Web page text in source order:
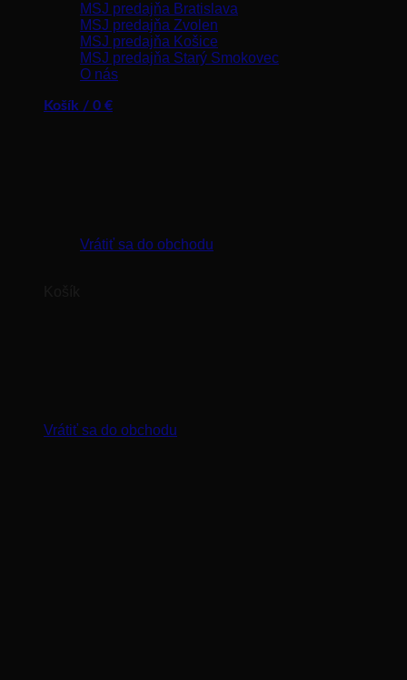
MSJ predajňa Bratislava
MSJ predajňa Zvolen
MSJ predajňa Košice
MSJ predajňa Starý Smokovec
O nás
Košík / 0 €
Vrátiť sa do obchodu
Vrátiť sa do obchodu